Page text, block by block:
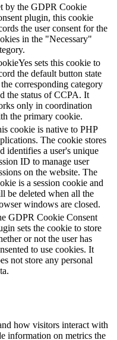
by the GDPR Cookie
plugin, this cookie
the user consent for the
in the "Necessary"
sets this cookie to
the default button state
corresponding category
the status of CCPA. It
only in coordination
the primary cookie.
cookie is native to PHP
The cookie stores
identifies a user's unique
ID to manage user
on the website. The
is a session cookie and
be deleted when all the
windows are closed.
GDPR Cookie Consent
sets the cookie to store
or not the user has
to use cookies. It
not store any personal
how visitors interact with
information on metrics the